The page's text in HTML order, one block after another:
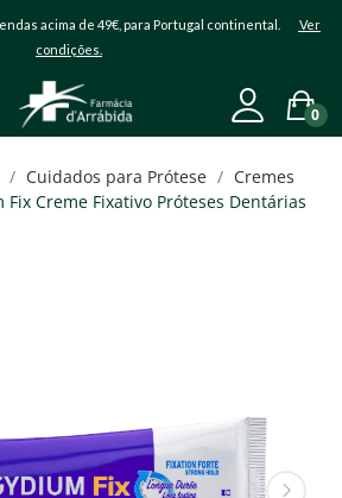
acima de 49€, para Portugal continental. Ver
condições.
0
Cuidados para Prótese
Cremes
Fix Creme Fixativo Próteses Dentárias